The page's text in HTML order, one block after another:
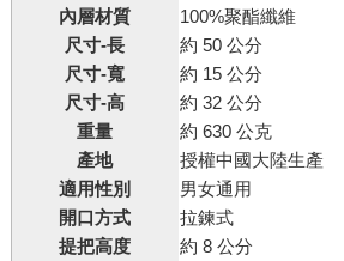
內層材質
100%聚酯纖維
尺寸-長
約 50 公分
尺寸-寬
約 15 公分
尺寸-高
約 32 公分
重量
約 630 公克
產地
授權中國大陸生產
適用性別
男女通用
開口方式
拉鍊式
提把高度
約 8 公分